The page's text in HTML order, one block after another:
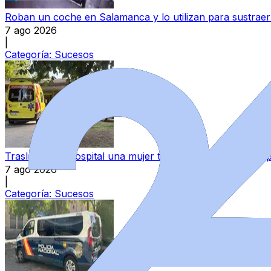
Roban un coche en Salamanca y lo utilizan para
7 ago 2026
Categoría: Sucesos
Trasladada al hospital una mujer tras darse un fuerte
7 ago 2026
Categoría: Sucesos